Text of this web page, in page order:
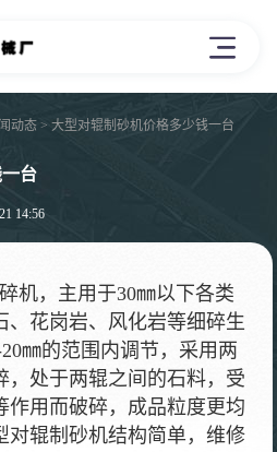
动态 > 大型对辊制砂机价格多少钱一台
台
14:56
机，主用于30㎜以下各类
、花岗岩、风化岩等细碎生
㎜的范围内调节，采用两
，处于两辊之间的石料，受
作用而破碎，成品粒度更均
对辊制砂机结构简单，维修